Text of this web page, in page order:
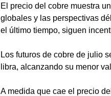
El precio del cobre muestra
globales y las perspectivas
el último tiempo, siguen
Los futuros de cobre de julio
libra, alcanzando su menor
A medida que cae el precio